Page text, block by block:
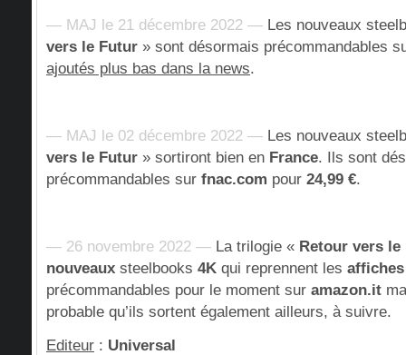
— MAJ le 21 décembre 2022 — Les nouveaux
vers le Futur » sont désormais précommandables
ajoutés plus bas dans la news.
— MAJ le 02 décembre 2022 — Les nouveaux
vers le Futur » sortiront bien en France. Ils sont
précommandables sur fnac.com pour 24,99 €.
— 26 novembre 2022 — La trilogie « Retour vers le
nouveaux steelbooks 4K qui reprennent les affiches
précommandables pour le moment sur amazon.it
probable qu’ils sortent également ailleurs, à suivre.
Editeur : Universal